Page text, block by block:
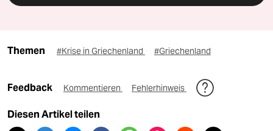
Themen #Krise in Griechenland #Griechenland
Feedback Kommentieren Fehlerhinweis
Diesen Artikel teilen